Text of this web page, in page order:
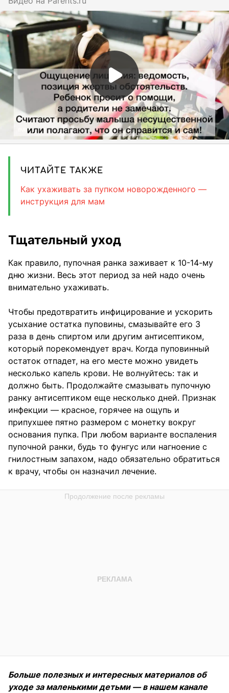
ЧИТАЙТЕ ТАКЖЕ
Как ухаживать за пупком новорожденного —
инструкция для мам
Тщательный уход
Как правило, пупочная ранка заживает к 10-14-му
дню жизни. Весь этот период за ней надо очень
внимательно ухаживать.
Чтобы предотвратить инфицирование и ускорить
усыхание остатка пуповины, смазывайте его 3
раза в день спиртом или другим антисептиком,
который порекомендует врач. Когда пуповинный
остаток отпадет, на его месте можно увидеть
несколько капель крови. Не волнуйтесь: так и
должно быть. Продолжайте смазывать пупочную
ранку антисептиком еще несколько дней. Признак
инфекции — красное, горячее на ощупь и
припухшее пятно размером с монетку вокруг
основания пупка. При любом варианте воспаления
пупочной ранки, будь то фунгус или нагноение с
гнилостным запахом, надо обязательно обратиться
к врачу, чтобы он назначил лечение.
Больше полезных и интересных материалов об
уходе за маленькими детьми — в нашем канале